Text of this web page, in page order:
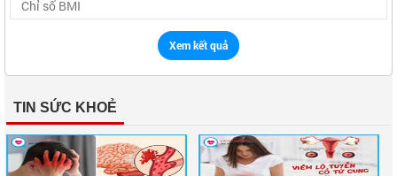
Xem kết quả
TIN SỨC KHOẺ